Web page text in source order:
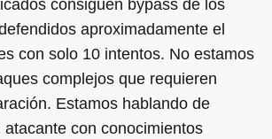
consiguen bypass de los
aproximadamente el
con solo 10 intentos. No estamos
complejos que requieren
Estamos hablando de
con conocimientos